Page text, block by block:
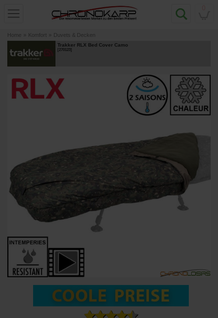
Home » Komfort » Duvets & Decken
Trakker RLX Bed Cover Camo
[270123]